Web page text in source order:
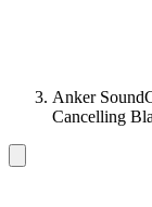
Anker
Cancelling